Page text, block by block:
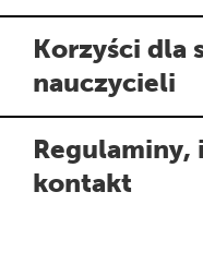
Korzyści dla
nauczycieli
kontakt